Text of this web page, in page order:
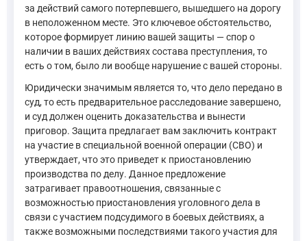
за действий самого потерпевшего, вышедшего на дорогу
в неположенном месте. Это ключевое обстоятельство,
которое формирует линию вашей защиты — спор о
наличии в ваших действиях состава преступления, то
есть о том, было ли вообще нарушение с вашей стороны.
Юридически значимым является то, что дело передано в
суд, то есть предварительное расследование завершено,
и суд должен оценить доказательства и вынести
приговор. Защита предлагает вам заключить контракт
на участие в специальной военной операции (СВО) и
утверждает, что это приведет к приостановлению
производства по делу. Данное предложение
затрагивает правоотношения, связанные с
возможностью приостановления уголовного дела в
связи с участием подсудимого в боевых действиях, а
также возможными последствиями такого участия для